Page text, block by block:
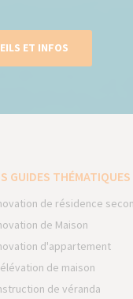
ET INFOS
GUIDES THÉMATIQUES
de résidence
de Maison
d'appartement
de maison
de véranda